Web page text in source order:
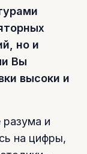
но и
Вы
высоки и
разума и
на цифры,